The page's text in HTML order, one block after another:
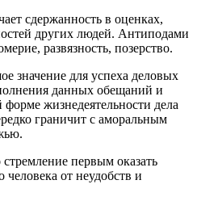
сдержанность в оценках,
других людей. Антиподами
развязность, позерство.
значение для успеха деловых
данных обещаний и
форме жизнедеятельности дела
граничит с аморальным
первым оказать
человека от неудобств и